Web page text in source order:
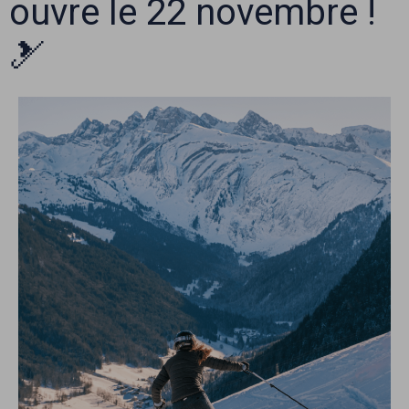
ouvre le 22 novembre !
🎿